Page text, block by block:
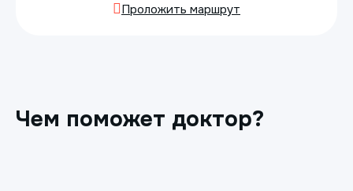
Проложить маршрут
Чем поможет доктор?